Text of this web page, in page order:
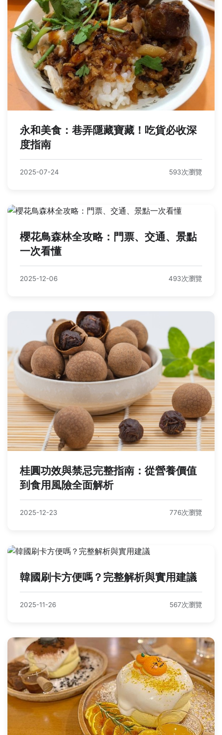
永和美食：巷弄隱藏寶藏！吃貨必收深
度指南
2025-07-24 593次瀏覽
櫻花鳥森林全攻略：門票、交通、景點
一次看懂
2025-12-06 493次瀏覽
桂圓功效與禁忌完整指南：從營養價值
到食用風險全面解析
2025-12-23 776次瀏覽
韓國刷卡方便嗎？完整解析與實用建議
2025-11-26 567次瀏覽